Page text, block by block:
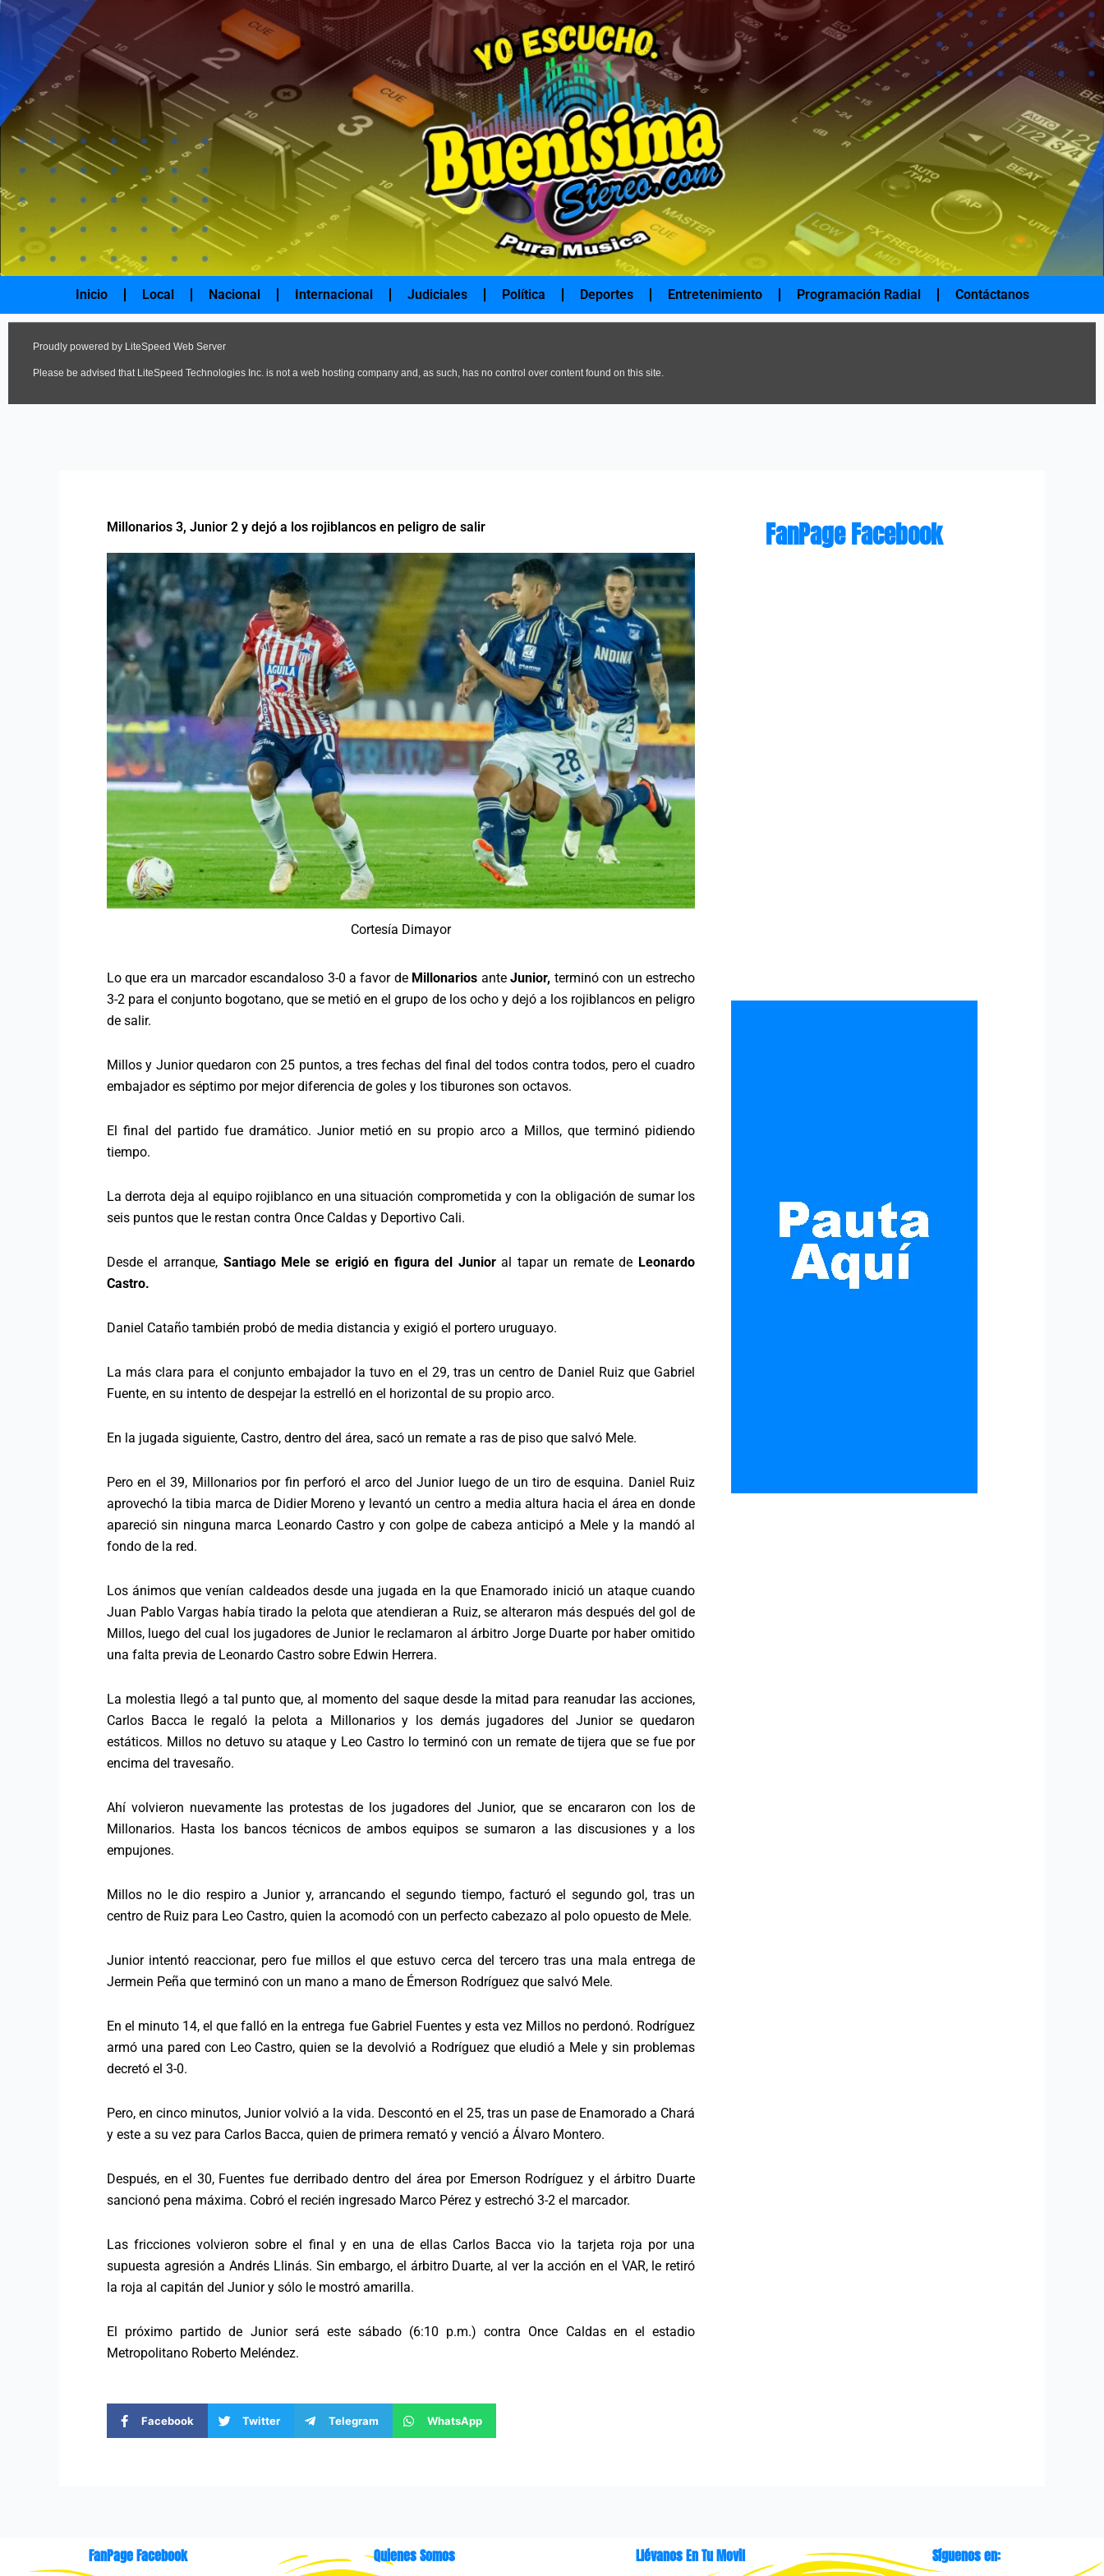
Ir
contenido
Inicio Local Nacional Internacional Judiciales Política Deportes Entretenimiento Programación Radial Contáctanos
Millonarios 3, Junior 2 y dejó a los rojiblancos en peligro de salir
Cortesía Dimayor
Lo que era un marcador escandaloso 3-0 a favor de Millonarios anteJunior, terminó con un estrecho
3-2 para el conjunto bogotano, que se metió en el grupo de los ocho y dejó a los rojiblancos en peligro
de salir.
Millos y Junior quedaron con 25 puntos, a tres fechas del final del todos contra todos, pero el cuadro
embajador es séptimo por mejor diferencia de goles y los tiburones son octavos.
El final del partido fue dramático. Junior metió en su propio arco a Millos, que terminó pidiendo
tiempo.
La derrota deja al equipo rojiblanco en una situación comprometida y con la obligación de sumar los
seis puntos que le restan contra Once Caldas y Deportivo Cali.
Desde el arranque, Santiago Mele se erigió en figura del Junior al tapar un remate de Leonardo
Castro.
Daniel Cataño también probó de media distancia y exigió el portero uruguayo.
La más clara para el conjunto embajador la tuvo en el 29, tras un centro de Daniel Ruiz que Gabriel
Fuente, en su intento de despejar la estrelló en el horizontal de su propio arco.
En la jugada siguiente, Castro, dentro del área, sacó un remate a ras de piso que salvó Mele.
Pero en el 39, Millonarios por fin perforó el arco del Junior luego de un tiro de esquina. Daniel Ruiz
aprovechó la tibia marca de Didier Moreno y levantó un centro a media altura hacia el área en donde
apareció sin ninguna marca Leonardo Castro y con golpe de cabeza anticipó a Mele y la mandó al
fondo de la red.
Los ánimos que venían caldeados desde una jugada en la que Enamorado inició un ataque cuando
Juan Pablo Vargas había tirado la pelota que atendieran a Ruiz, se alteraron más después del gol de
Millos, luego del cual los jugadores de Junior le reclamaron al árbitro Jorge Duarte por haber omitido
una falta previa de Leonardo Castro sobre Edwin Herrera.
La molestia llegó a tal punto que, al momento del saque desde la mitad para reanudar las acciones,
Carlos Bacca le regaló la pelota a Millonarios y los demás jugadores del Junior se quedaron
estáticos. Millos no detuvo su ataque y Leo Castro lo terminó con un remate de tijera que se fue por
encima del travesaño.
Ahí volvieron nuevamente las protestas de los jugadores del Junior, que se encararon con los de
Millonarios. Hasta los bancos técnicos de ambos equipos se sumaron a las discusiones y a los
empujones.
Millos no le dio respiro a Junior y, arrancando el segundo tiempo, facturó el segundo gol, tras un
centro de Ruiz para Leo Castro, quien la acomodó con un perfecto cabezazo al polo opuesto de Mele.
Junior intentó reaccionar, pero fue millos el que estuvo cerca del tercero tras una mala entrega de
Jermein Peña que terminó con un mano a mano de Émerson Rodríguez que salvó Mele.
En el minuto 14, el que falló en la entrega fue Gabriel Fuentes y esta vez Millos no perdonó. Rodríguez
armó una pared con Leo Castro, quien se la devolvió a Rodríguez que eludió a Mele y sin problemas
decretó el 3-0.
Pero, en cinco minutos, Junior volvió a la vida. Descontó en el 25, tras un pase de Enamorado a Chará
y este a su vez para Carlos Bacca, quien de primera remató y venció a Álvaro Montero.
Después, en el 30, Fuentes fue derribado dentro del área por Emerson Rodríguez y el árbitro Duarte
sancionó pena máxima. Cobró el recién ingresado Marco Pérez y estrechó 3-2 el marcador.
Las fricciones volvieron sobre el final y en una de ellas Carlos Bacca vio la tarjeta roja por una
supuesta agresión a Andrés Llinás. Sin embargo, el árbitro Duarte, al ver la acción en el VAR, le retiró
la roja al capitán del Junior y sólo le mostró amarilla.
El próximo partido de Junior será este sábado (6:10 p.m.) contra Once Caldas en el estadio
Metropolitano Roberto Meléndez.
Facebook Twitter Telegram WhatsApp
FanPage Facebook
FanPage Facebook Quienes Somos Llévanos En Tu Movil Síguenos en: